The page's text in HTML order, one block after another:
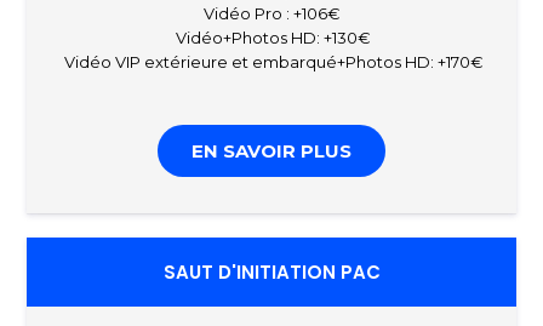
Vidéo Pro : +106€
Vidéo+Photos HD: +130€
Vidéo VIP extérieure et embarqué+Photos HD: +170€
EN SAVOIR PLUS
SAUT D'INITIATION PAC